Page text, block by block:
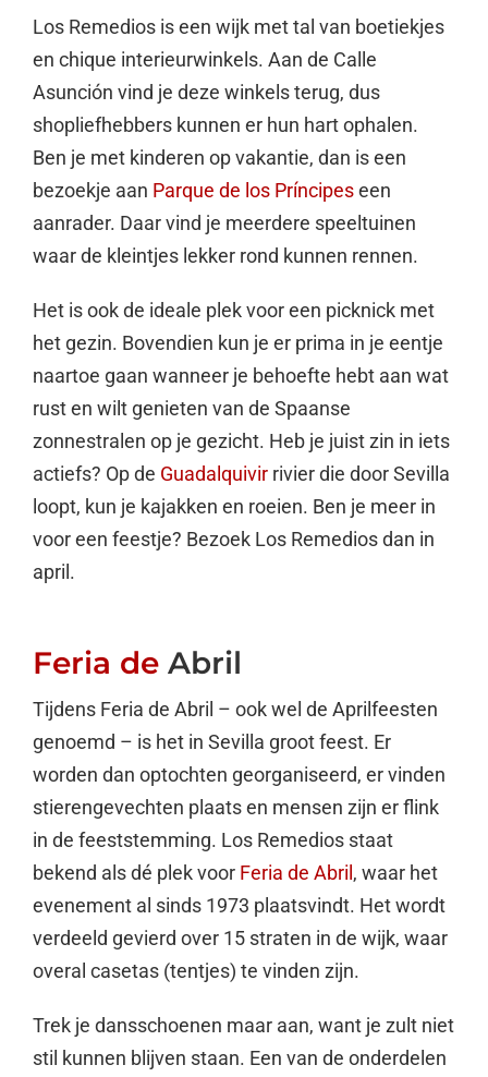
Los Remedios is een wijk met tal van boetiekjes
en chique interieurwinkels. Aan de Calle
Asunción vind je deze winkels terug, dus
shopliefhebbers kunnen er hun hart ophalen.
Ben je met kinderen op vakantie, dan is een
bezoekje aan Parque de los Príncipeseen
aanrader. Daar vind je meerdere speeltuinen
waar de kleintjes lekker rond kunnen rennen.
Het is ook de ideale plek voor een picknick met
het gezin. Bovendien kun je er prima in je eentje
naartoe gaan wanneer je behoefte hebt aan wat
rust en wilt genieten van de Spaanse
zonnestralen op je gezicht. Heb je juist zin in iets
actiefs? Op de Guadalquivir rivier die door Sevilla
loopt, kun je kajakken en roeien. Ben je meer in
voor een feestje? Bezoek Los Remedios dan in
april.
Feria de Abril
Tijdens Feria de Abril – ook wel de Aprilfeesten
genoemd – is het in Sevilla groot feest. Er
worden dan optochten georganiseerd, er vinden
stierengevechten plaats en mensen zijn er flink
in de feeststemming. Los Remedios staat
bekend als dé plek voor Feria de Abril, waar het
evenement al sinds 1973 plaatsvindt. Het wordt
verdeeld gevierd over 15 straten in de wijk, waar
overal casetas (tentjes) te vinden zijn.
Trek je dansschoenen maar aan, want je zult niet
stil kunnen blijven staan. Een van de onderdelen